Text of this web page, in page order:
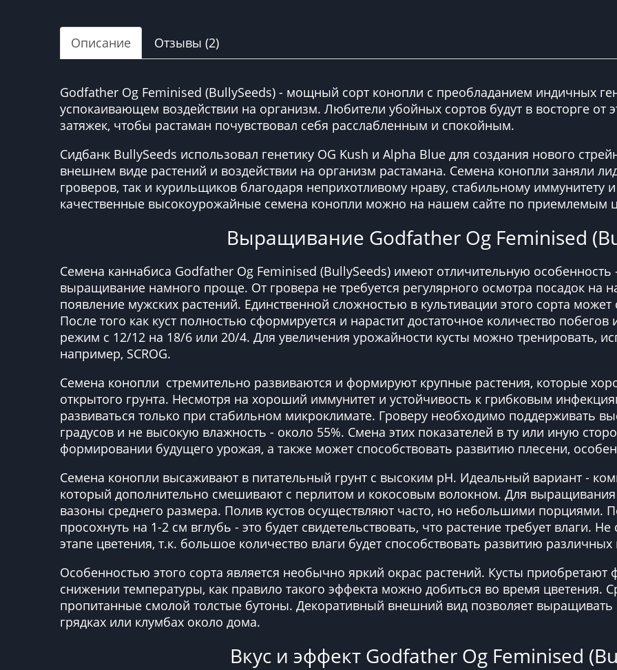
Описание Отзывы (2)
Godfather Og Feminised (BullySeeds) - мощный сорт конопли с преобладанием индичных
успокаивающем воздействии на организм. Любители убойных сортов будут в восторге от
затяжек, чтобы растаман почувствовал себя расслабленным и спокойным.
Сидбанк BullySeeds использовал генетику OG Kush и Alpha Blue для создания нового
внешнем виде растений и воздействии на организм растамана. Семена конопли заняли
гроверов, так и курильщиков благодаря неприхотливому нраву, стабильному
качественные высокоурожайные семена конопли можно на нашем сайте по приемлемым
Выращивание Godfather Og Feminised
Семена каннабиса Godfather Og Feminised (BullySeeds) имеют отличительную
выращивание намного проще. От гровера не требуется регулярного осмотра посадок на
появление мужских растений. Единственной сложностью в культивации этого сорта может
После того как куст полностью сформируется и нарастит достаточное количество
режим с 12/12 на 18/6 или 20/4. Для увеличения урожайности кусты можно тренировать,
например, SCROG.
Семена конопли стремительно развиваются и формируют крупные растения, которые
открытого грунта. Несмотря на хороший иммунитет и устойчивость к грибковым
развиваться только при стабильном микроклимате. Гроверу необходимо поддерживать
градусов и не высокую влажность - около 55%. Смена этих показателей в ту или иную
формировании будущего урожая, а также может способствовать развитию плесени,
Семена конопли высаживают в питательный грунт с высоким рН. Идеальный вариант -
который дополнительно смешивают с перлитом и кокосовым волокном. Для
вазоны среднего размера. Полив кустов осуществляют часто, но небольшими порциями.
просохнуть на 1-2 см вглубь - это будет свидетельствовать, что растение требует влаги.
этапе цветения, т.к. большое количество влаги будет способствовать развитию
Особенностью этого сорта является необычно яркий окрас растений. Кусты
снижении температуры, как правило такого эффекта можно добиться во время цветения.
пропитанные смолой толстые бутоны. Декоративный внешний вид позволяет выращивать
грядках или клумбах около дома.
Вкус и эффект Godfather Og Feminised